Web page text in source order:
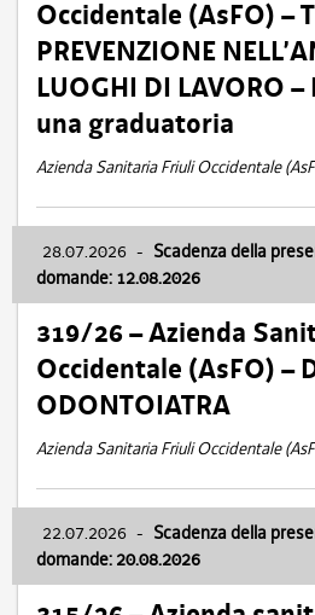
Occidentale (AsFO) –
PREVENZIONE
LUOGHI DI LAVORO
una graduatoria
Azienda Sanitaria Friuli Occidentale
28.07.2026 - Scadenza della
domande: 12.08.2026
319/26 – Azienda
Occidentale (AsFO) –
ODONTOIATRA
Azienda Sanitaria Friuli Occidentale
22.07.2026 - Scadenza della
domande: 20.08.2026